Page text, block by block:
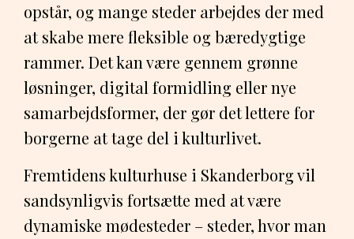
opstår, og mange steder arbejdes der med
at skabe mere fleksible og bæredygtige
rammer. Det kan være gennem grønne
løsninger, digital formidling eller nye
samarbejdsformer, der gør det lettere for
borgerne at tage del i kulturlivet.
Fremtidens kulturhuse i Skanderborg vil
sandsynligvis fortsætte med at være
dynamiske mødesteder – steder, hvor man